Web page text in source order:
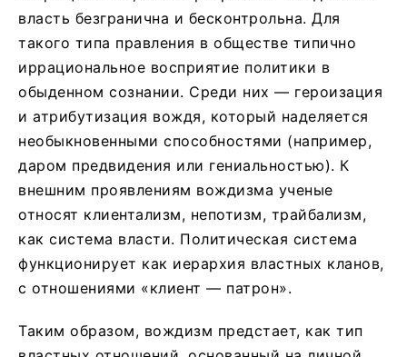
власть безгранична и бесконтрольна. Для
такого типа правления в обществе типично
иррациональное восприятие политики в
обыденном сознании. Среди них — героизация
и атрибутизация вождя, который наделяется
необыкновенными способностями (например,
даром предвидения или гениальностью). К
внешним проявлениям вождизма ученые
относят клиентализм, непотизм, трайбализм,
как система власти. Политическая система
функционирует как иерархия властных кланов,
с отношениями «клиент — патрон».
Таким образом, вождизм предстает, как тип